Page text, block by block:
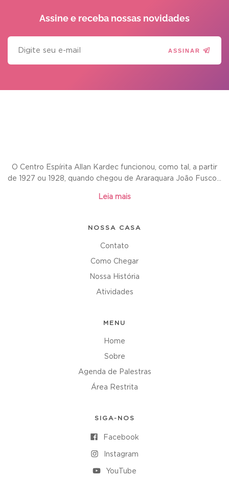
Assine e receba nossas novidades
ASSINAR
O Centro Espírita Allan Kardec funcionou, como tal, a partir
de 1927 ou 1928, quando chegou de Araraquara João Fusco...
Leia mais
NOSSA CASA
Contato
Como Chegar
Nossa História
Atividades
MENU
Home
Sobre
Agenda de Palestras
Área Restrita
SIGA-NOS
Facebook
Instagram
YouTube